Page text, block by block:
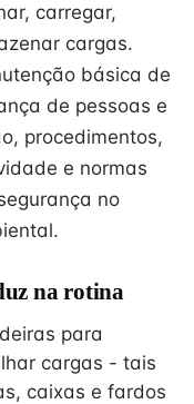
carregar,
cargas.
básica de
de pessoas e
procedimentos,
e normas
no
na rotina
para
cargas - tais
caixas e fardos